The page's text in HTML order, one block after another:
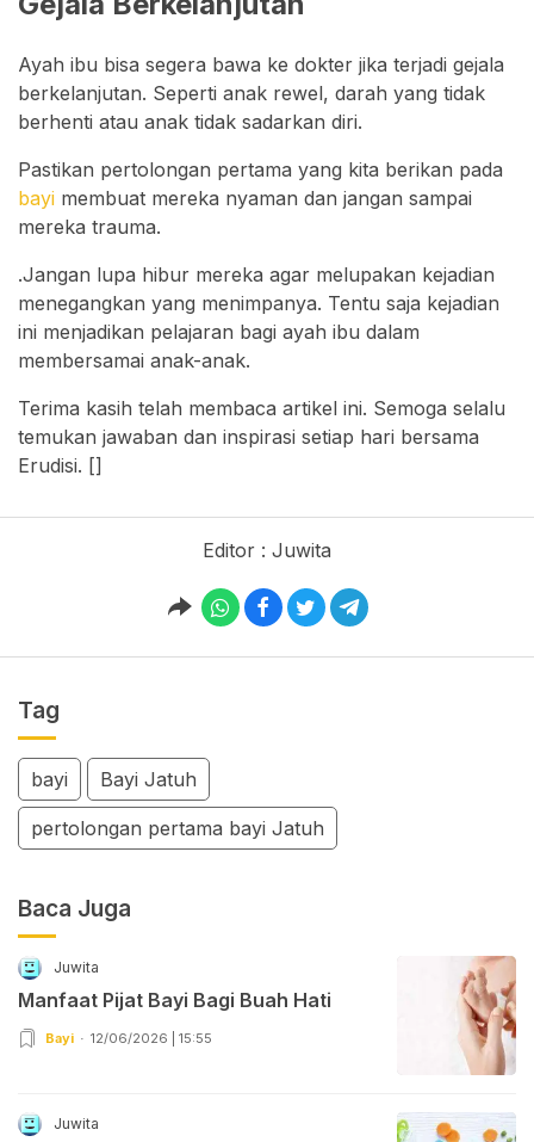
Ayah ibu bisa segera bawa ke dokter jika terjadi gejala
berkelanjutan. Seperti anak rewel, darah yang tidak
berhenti atau anak tidak sadarkan diri.
Pastikan pertolongan pertama yang kita berikan pada
bayi membuat mereka nyaman dan jangan sampai
mereka trauma.
.Jangan lupa hibur mereka agar melupakan kejadian
menegangkan yang menimpanya. Tentu saja kejadian
ini menjadikan pelajaran bagi ayah ibu dalam
membersamai anak-anak.
Terima kasih telah membaca artikel ini. Semoga selalu
temukan jawaban dan inspirasi setiap hari bersama
Erudisi. []
Editor : Juwita
Tag
bayi Bayi Jatuh
pertolongan pertama bayi Jatuh
Baca Juga
Juwita
Manfaat Pijat Bayi Bagi Buah Hati
Bayi 12/06/2026 | 15:55
Juwita